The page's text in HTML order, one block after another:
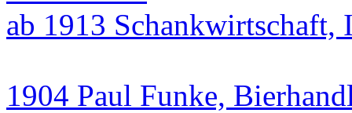
ab 1913 Schankwirtschaft,
1904 Paul Funke,